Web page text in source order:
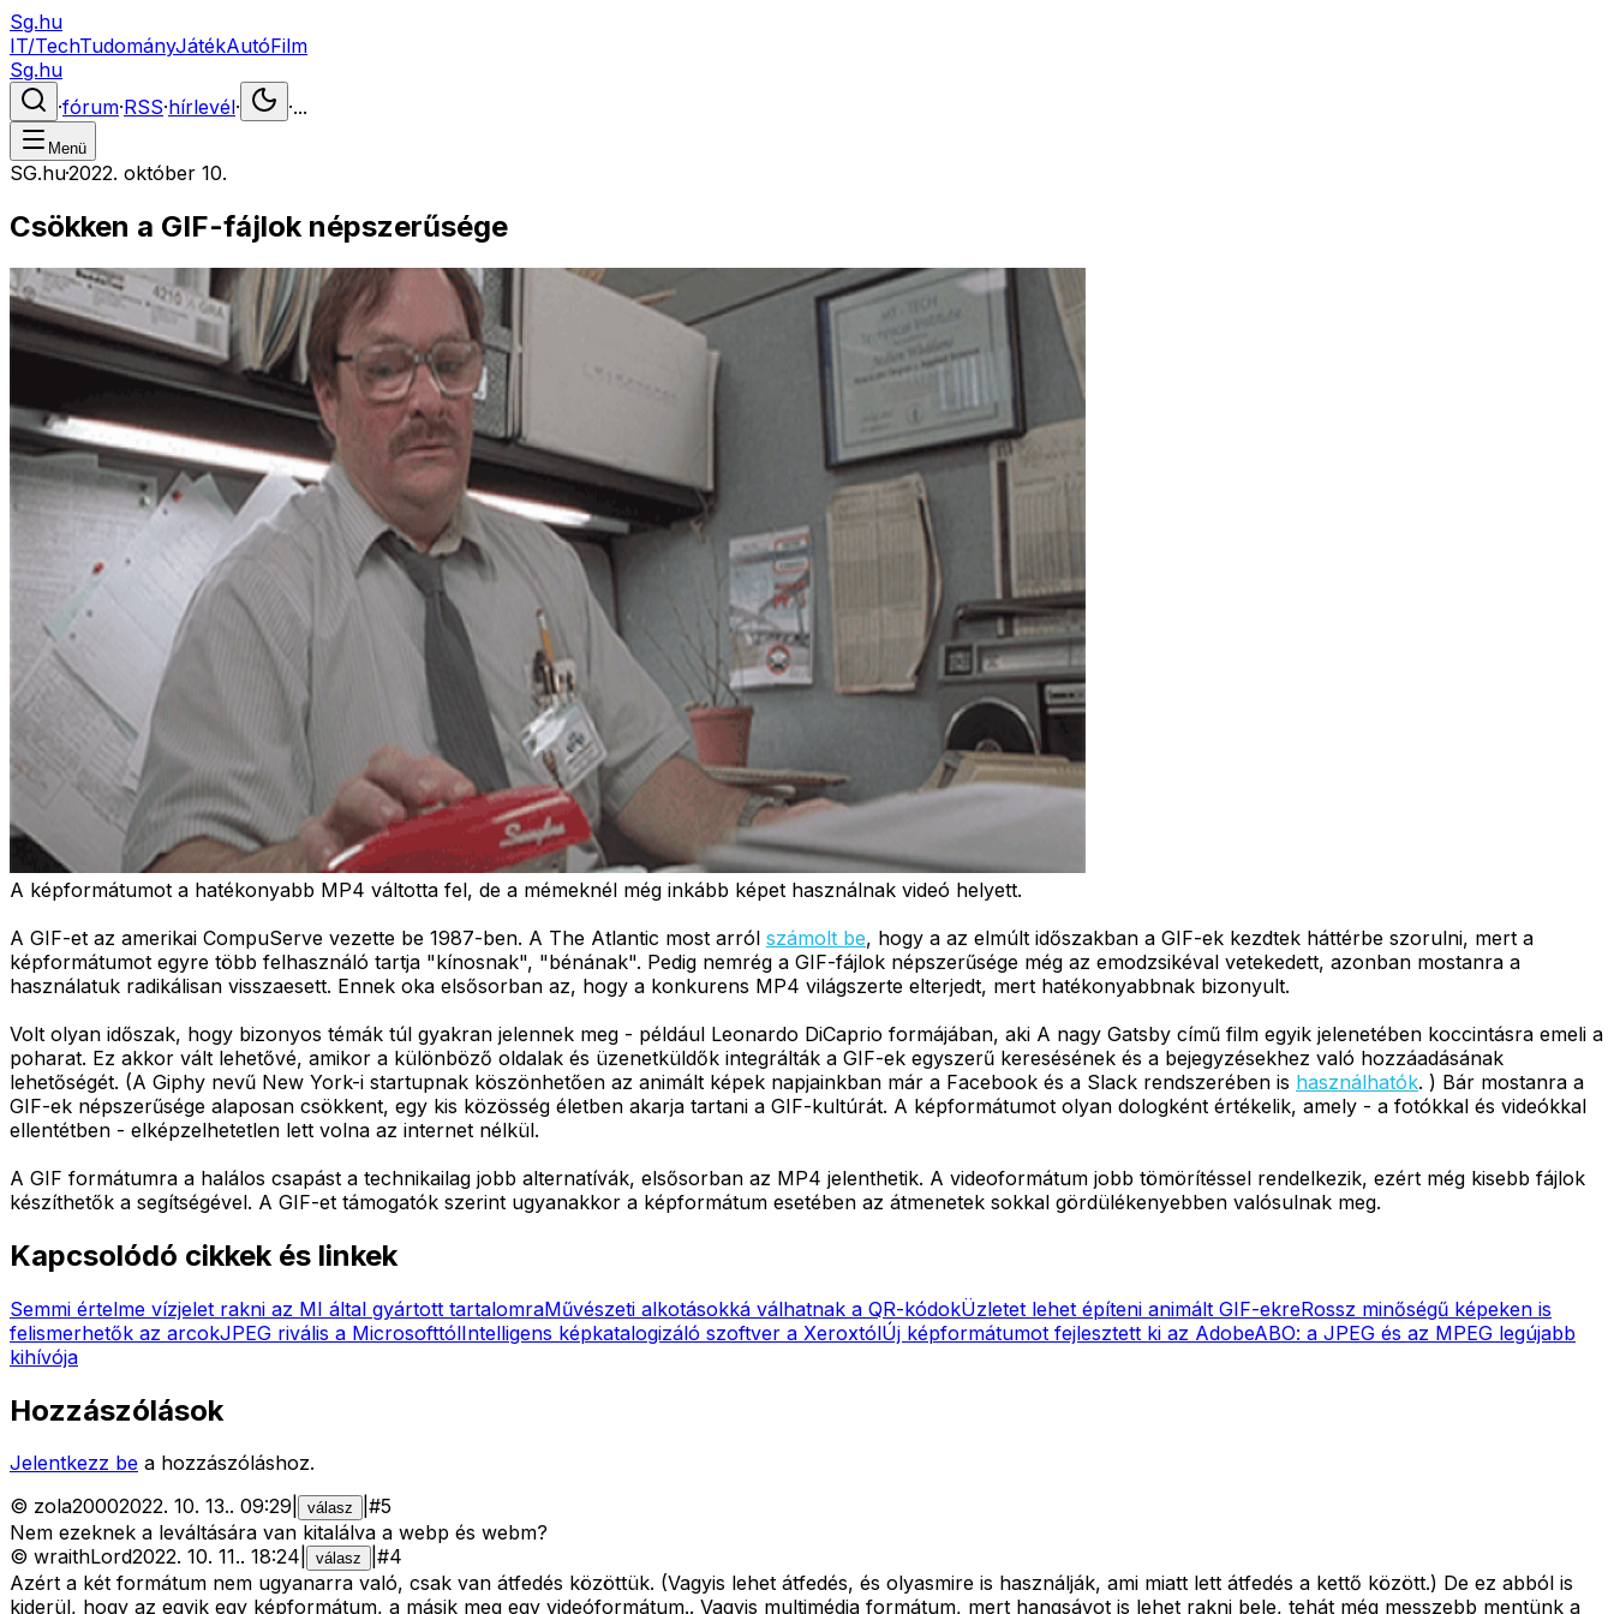
Sg.hu
IT/TechTudományJátékAutóFilm
Sg.hu
·fórum·RSS·hírlevél· ·...
Menü
SG.hu·2022. október 10.
Csökken a GIF-fájlok népszerűsége
A képformátumot a hatékonyabb MP4 váltotta fel, de a mémeknél még inkább képet használnak videó helyett.
A GIF-et az amerikai CompuServe vezette be 1987-ben. A The Atlantic most arról számolt be, hogy a az elmúlt időszakban a GIF-ek kezdtek háttérbe szorulni, mert a
képformátumot egyre több felhasználó tartja "kínosnak", "bénának". Pedig nemrég a GIF-fájlok népszerűsége még az emodzsikéval vetekedett, azonban mostanra a
használatuk radikálisan visszaesett. Ennek oka elsősorban az, hogy a konkurens MP4 világszerte elterjedt, mert hatékonyabbnak bizonyult.
Volt olyan időszak, hogy bizonyos témák túl gyakran jelennek meg - például Leonardo DiCaprio formájában, aki A nagy Gatsby című film egyik jelenetében koccintásra emeli a
poharat. Ez akkor vált lehetővé, amikor a különböző oldalak és üzenetküldők integrálták a GIF-ek egyszerű keresésének és a bejegyzésekhez való hozzáadásának
lehetőségét. (A Giphy nevű New York-i startupnak köszönhetően az animált képek napjainkban már a Facebook és a Slack rendszerében is használhatók. ) Bár mostanra a
GIF-ek népszerűsége alaposan csökkent, egy kis közösség életben akarja tartani a GIF-kultúrát. A képformátumot olyan dologként értékelik, amely - a fotókkal és videókkal
ellentétben - elképzelhetetlen lett volna az internet nélkül.
A GIF formátumra a halálos csapást a technikailag jobb alternatívák, elsősorban az MP4 jelenthetik. A videoformátum jobb tömörítéssel rendelkezik, ezért még kisebb fájlok
készíthetők a segítségével. A GIF-et támogatók szerint ugyanakkor a képformátum esetében az átmenetek sokkal gördülékenyebben valósulnak meg.
Kapcsolódó cikkek és linkek
Semmi értelme vízjelet rakni az MI által gyártott tartalomraMűvészeti alkotásokká válhatnak a QR-kódokÜzletet lehet építeni animált GIF-ekreRossz minőségű képeken is
felismerhetők az arcokJPEG rivális a MicrosofttólIntelligens képkatalogizáló szoftver a XeroxtólÚj képformátumot fejlesztett ki az AdobeABO: a JPEG és az MPEG legújabb
kihívója
Hozzászólások
Jelentkezz be a hozzászóláshoz.
© zola20002022. 10. 13.. 09:29 válasz #5
Nem ezeknek a leváltására van kitalálva a webp és webm?
© wraithLord2022. 10. 11.. 18:24 válasz #4
Azért a két formátum nem ugyanarra való, csak van átfedés közöttük. (Vagyis lehet átfedés, és olyasmire is használják, ami miatt lett átfedés a kettő között.) De ez abból is
kiderül, hogy az egyik egy képformátum, a másik meg egy videóformátum.. Vagyis multimédia formátum, mert hangsávot is lehet rakni bele, tehát még messzebb mentünk a